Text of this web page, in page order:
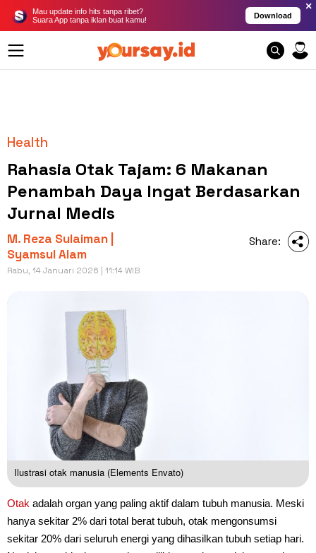
Mau update info hits tanpa ribet?
Suara App tanpa iklan buat kamu!
Download
×
Health
Rahasia Otak Tajam: 6 Makanan
Penambah Daya Ingat Berdasarkan
Jurnal Medis
M. Reza Sulaiman |
Syamsul Alam
Rabu, 14 Januari 2026 | 11:14 WIB
Share:
Ilustrasi otak manusia (Elements Envato)
Otak adalah organ yang paling aktif dalam tubuh manusia. Meski
hanya sekitar 2% dari total berat tubuh, otak mengonsumsi
sekitar 20% dari seluruh energi yang dihasilkan tubuh setiap hari.